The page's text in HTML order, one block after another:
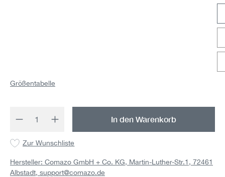
Größentabelle
Produkt Anzahl: Gib den gewünschten
In den Warenkorb
Zur Wunschliste
Hersteller: Comazo GmbH + Co. KG, Martin-Luther-Str.1, 72461
Albstadt, support@comazo.de